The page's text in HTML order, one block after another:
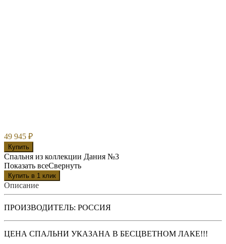
49 945 ₽
Купить
Спальня из коллекции Дания №3
Показать всеСвернуть
Описание
ПРОИЗВОДИТЕЛЬ: РОССИЯ
ЦЕНА СПАЛЬНИ УКАЗАНА В БЕСЦВЕТНОМ ЛАКЕ!!!